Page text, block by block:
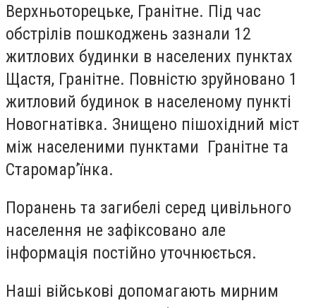
Верхньоторецьке, Гранітне. Під час
обстрілів пошкоджень зазнали 12
житлових будинки в населених пунктах
Щастя, Гранітне. Повністю зруйновано 1
житловий будинок в населеному пункті
Новогнатівка. Знищено пішохідний міст
між населеними пунктами Гранітне та
Старомар’їнка.
Поранень та загибелі серед цивільного
населення не зафіксовано але
інформація постійно уточнюється.
Наші військові допомагають мирним